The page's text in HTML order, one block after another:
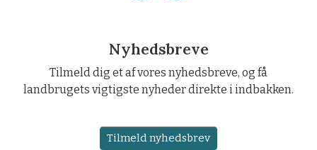
Nyhedsbreve
Tilmeld dig et af vores nyhedsbreve, og få
landbrugets vigtigste nyheder direkte i indbakken.
Tilmeld nyhedsbrev